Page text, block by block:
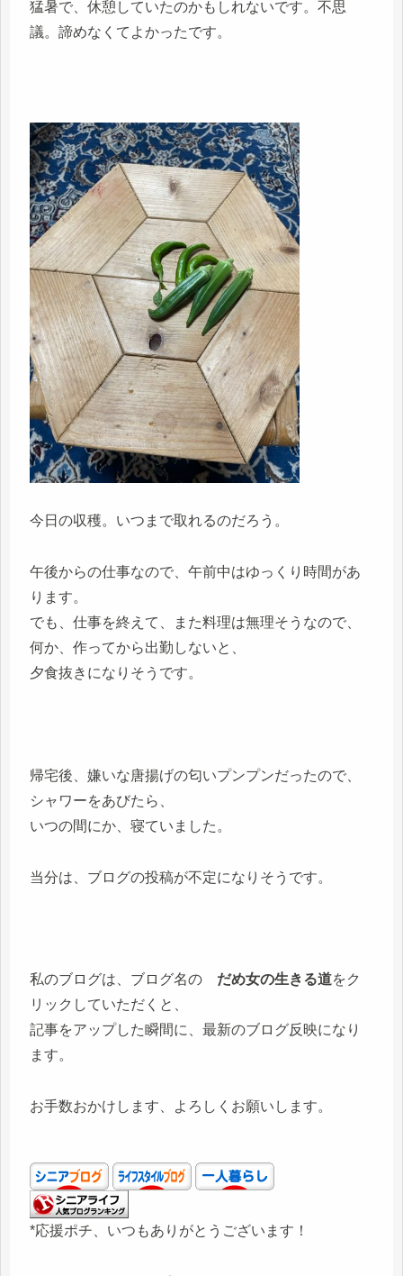
猛暑で、休憩していたのかもしれないです。不思
議。諦めなくてよかったです。
今日の収穫。いつまで取れるのだろう。
午後からの仕事なので、午前中はゆっくり時間があ
ります。
でも、仕事を終えて、また料理は無理そうなので、
何か、作ってから出勤しないと、
夕食抜きになりそうです。
帰宅後、嫌いな唐揚げの匂いプンプンだったので、
シャワーをあびたら、
いつの間にか、寝ていました。
当分は、ブログの投稿が不定になりそうです。
私のブログは、ブログ名の だめ女の生きる道をク
リックしていただくと、
記事をアップした瞬間に、最新のブログ反映になり
ます。
お手数おかけします、よろしくお願いします。
*応援ポチ、いつもありがとうございます！